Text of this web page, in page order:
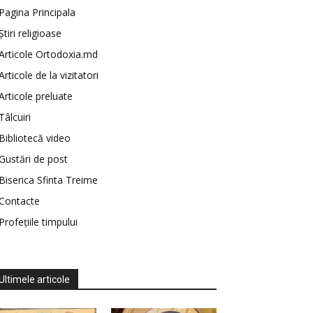
Principala
religioase
Ortodoxia.md
de la vizitatori
preluate
video
de post
Sfinta Treime
timpului
articole